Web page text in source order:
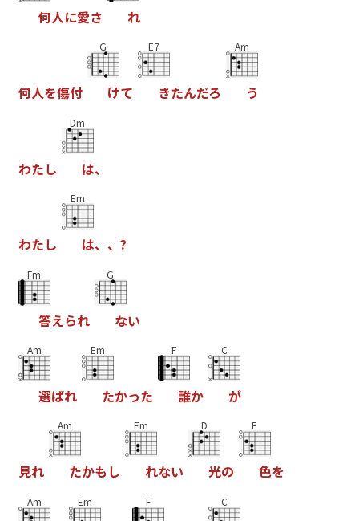
何人に愛さ れ
何人を傷付
G
けて
E7
きたんだろ
Am
う
わたし
Dm
は、
わたし
Em
は、 、 ?
Fm
答えられ
G
ない
Am
選ばれ
Em
たかった
F
誰か
C
が
見れ
Am
たかもし
Em
れない
D
光の
E
色を
Am Em F C